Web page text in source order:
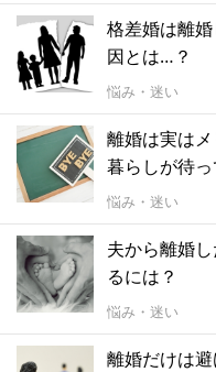
格差婚は離
因とは…？
悩み・迷い
離婚は実は
暮らしが待っ
悩み・迷い
夫から離婚
るには？
悩み・迷い
離婚だけは